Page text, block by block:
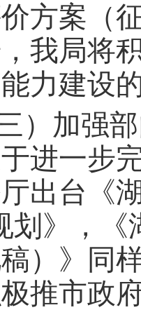
方案（
我局将
力建设
三）加强
于进一步
出台《
划》，《
）》同
推市政